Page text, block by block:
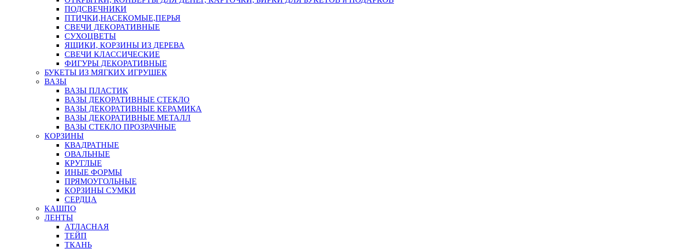
ПОДСВЕЧНИКИ
ПТИЧКИ,НАСЕКОМЫЕ,ПЕРЬЯ
СВЕЧИ ДЕКОРАТИВНЫЕ
СУХОЦВЕТЫ
ЯЩИКИ, КОРЗИНЫ ИЗ ДЕРЕВА
СВЕЧИ КЛАССИЧЕСКИЕ
ФИГУРЫ ДЕКОРАТИВНЫЕ
БУКЕТЫ ИЗ МЯГКИХ ИГРУШЕК
ВАЗЫ
ВАЗЫ ПЛАСТИК
ВАЗЫ ДЕКОРАТИВНЫЕ СТЕКЛО
ВАЗЫ ДЕКОРАТИВНЫЕ КЕРАМИКА
ВАЗЫ ДЕКОРАТИВНЫЕ МЕТАЛЛ
ВАЗЫ СТЕКЛО ПРОЗРАЧНЫЕ
КОРЗИНЫ
КВАДРАТНЫЕ
ОВАЛЬНЫЕ
КРУГЛЫЕ
ИНЫЕ ФОРМЫ
ПРЯМОУГОЛЬНЫЕ
КОРЗИНЫ СУМКИ
СЕРДЦА
КАШПО
ЛЕНТЫ
АТЛАСНАЯ
ТЕЙП
ТКАНЬ